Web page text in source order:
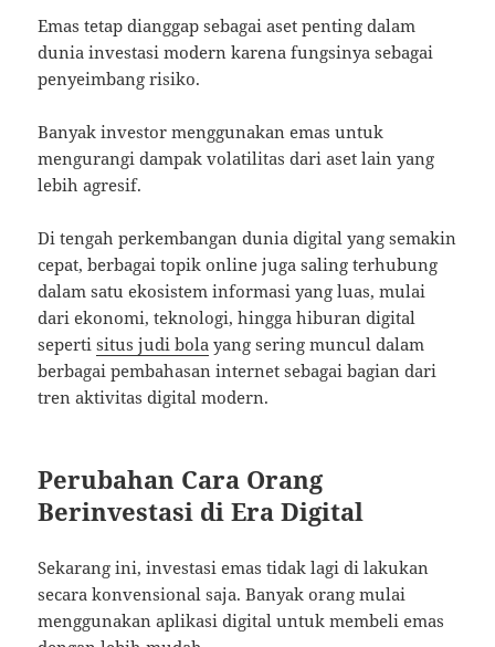
Emas tetap dianggap sebagai aset penting dalam
dunia investasi modern karena fungsinya sebagai
penyeimbang risiko.
Banyak investor menggunakan emas untuk
mengurangi dampak volatilitas dari aset lain yang
lebih agresif.
Di tengah perkembangan dunia digital yang semakin
cepat, berbagai topik online juga saling terhubung
dalam satu ekosistem informasi yang luas, mulai
dari ekonomi, teknologi, hingga hiburan digital
sepertisitus judi bola yang sering muncul dalam
berbagai pembahasan internet sebagai bagian dari
tren aktivitas digital modern.
Perubahan Cara Orang
Berinvestasi di Era Digital
Sekarang ini, investasi emas tidak lagi di lakukan
secara konvensional saja. Banyak orang mulai
menggunakan aplikasi digital untuk membeli emas